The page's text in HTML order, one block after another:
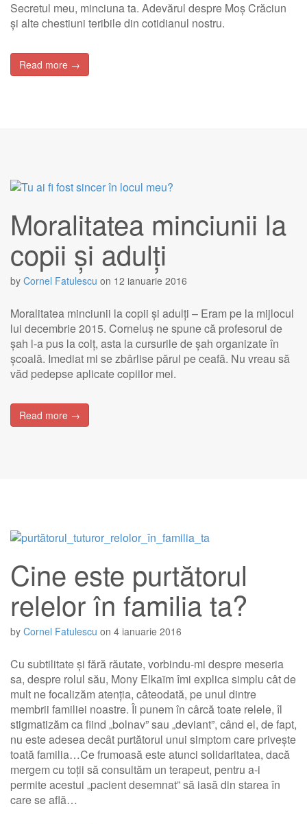
Secretul meu, minciuna ta. Adevărul despre Moș Crăciun
și alte chestiuni teribile din cotidianul nostru.
Read more →
Moralitatea minciunii la
copii și adulți
by Cornel Fatulescu on 12 ianuarie 2016
Moralitatea minciunii la copii și adulți – Eram pe la mijlocul
lui decembrie 2015. Corneluș ne spune că profesorul de
șah l-a pus la colț, asta la cursurile de șah organizate în
școală. Imediat mi se zbârlise părul pe ceafă. Nu vreau să
văd pedepse aplicate copiilor mei.
Read more →
Cine este purtătorul
relelor în familia ta?
by Cornel Fatulescu on 4 ianuarie 2016
Cu subtilitate și fără răutate, vorbindu-mi despre meseria
sa, despre rolul său, Mony Elkaïm îmi explica simplu cât de
mult ne focalizăm atenția, câteodată, pe unul dintre
membrii familiei noastre. Îi punem în cârcă toate relele, îl
stigmatizăm ca fiind „bolnav” sau „deviant”, când el, de fapt,
nu este adesea decât purtătorul unui simptom care privește
toată familia…Ce frumoasă este atunci solidaritatea, dacă
mergem cu toții să consultăm un terapeut, pentru a-i
permite acestui „pacient desemnat” să iasă din starea în
care se află…